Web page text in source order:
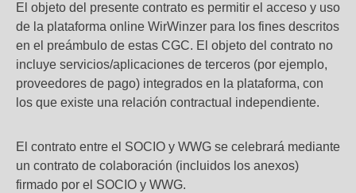
El objeto del presente contrato es permitir el acceso y uso
de la plataforma online WirWinzer para los fines descritos
en el preámbulo de estas CGC. El objeto del contrato no
incluye servicios/aplicaciones de terceros (por ejemplo,
proveedores de pago) integrados en la plataforma, con
los que existe una relación contractual independiente.
El contrato entre el SOCIO y WWG se celebrará mediante
un contrato de colaboración (incluidos los anexos)
firmado por el SOCIO y WWG.